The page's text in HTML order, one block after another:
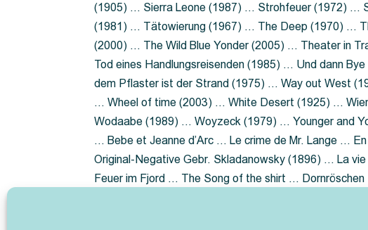
(1905) … Sierra Leone (1987) … Strohfeuer (1972) …
(1981) … Tätowierung (1967) … The Deep (1970) …
(2000) … The Wild Blue Yonder (2005) … Theater in
Tod eines Handlungsreisenden (1985) … Und dann
dem Pflaster ist der Strand (1975) … Way out West
… Wheel of time (2003) … White Desert (1925) …
Wodaabe (1989) … Woyzeck (1979) … Younger and
… Bebe et Jeanne d’Arc … Le crime de Mr. Lange …
Original-Negative Gebr. Skladanowsky (1896) … La
Feuer im Fjord … The Song of the shirt …